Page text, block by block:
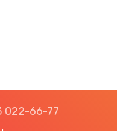
022-66-77